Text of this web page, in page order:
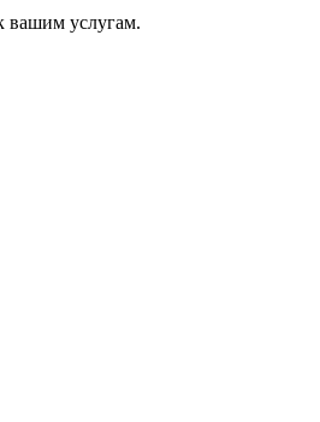
вашим услугам.